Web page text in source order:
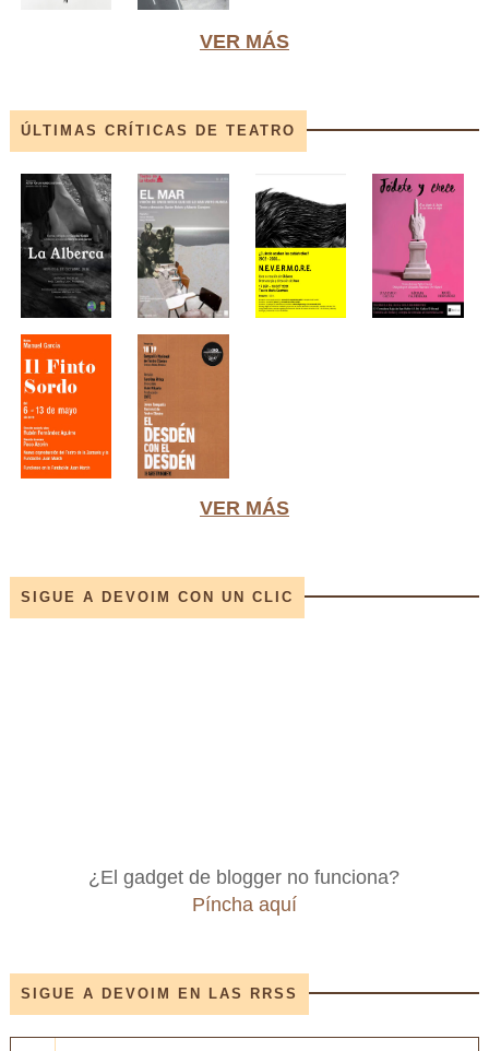
VER MÁS
ÚLTIMAS CRÍTICAS DE TEATRO
VER MÁS
SIGUE A DEVOIM CON UN CLIC
¿El gadget de blogger no funciona?
Píncha aquí
SIGUE A DEVOIM EN LAS RRSS